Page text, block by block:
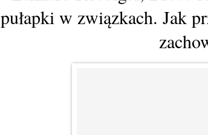
pułapki w związkach. Jak